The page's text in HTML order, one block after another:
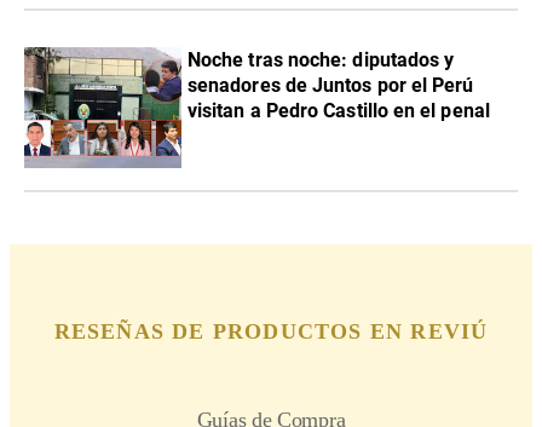
Noche tras noche: diputados y
senadores de Juntos por el Perú
visitan a Pedro Castillo en el penal